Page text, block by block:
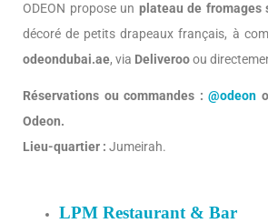
ODEON propose un plateau de fromages
décoré de petits drapeaux français, à
odeondubai.ae, via Deliverooou
Réservations ou commandes :@odeon
Odeon.
Lieu-quartier : Jumeirah.
LPM Restaurant & Bar